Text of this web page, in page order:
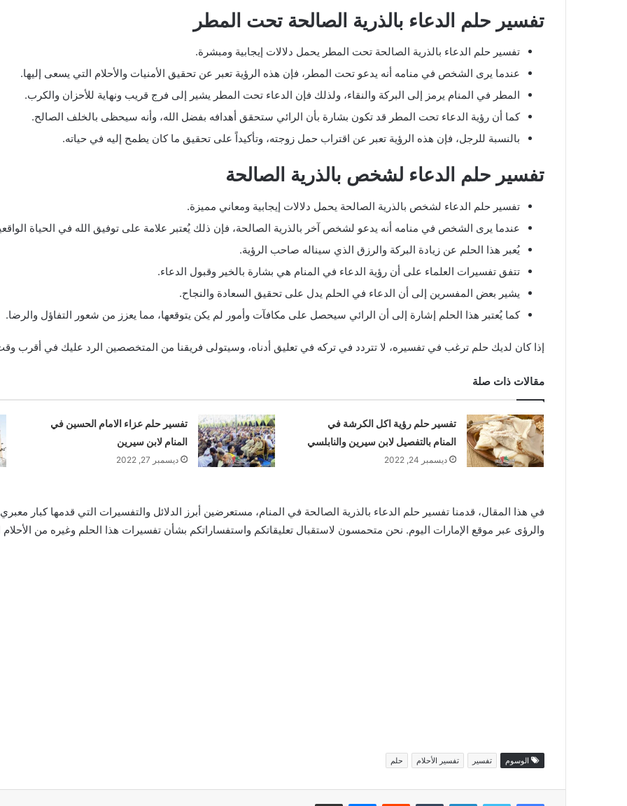
تفسير حلم الدعاء بالذرية الصالحة تحت المطر
تفسير حلم الدعاء بالذرية الصالحة تحت المطر يحمل دلالات إيجابية ومبشرة.
عندما يرى الشخص في منامه أنه يدعو تحت المطر، فإن هذه الرؤية تعبر عن تحقيق الأمنيات والأحلام التي يسعى إليها.
المطر في المنام يرمز إلى البركة والنقاء، ولذلك فإن الدعاء تحت المطر يشير إلى فرج قريب ونهاية للأحزان والكرب.
كما أن رؤية الدعاء تحت المطر قد تكون بشارة بأن الرائي ستحقق أهدافه بفضل الله، وأنه سيحظى بالخلف الصالح.
بالنسبة للرجل، فإن هذه الرؤية تعبر عن اقتراب حمل زوجته، وتأكيداً على تحقيق ما كان يطمح إليه في حياته.
تفسير حلم الدعاء لشخص بالذرية الصالحة
تفسير حلم الدعاء لشخص بالذرية الصالحة يحمل دلالات إيجابية ومعاني مميزة.
عندما يرى الشخص في منامه أنه يدعو لشخص آخر بالذرية الصالحة، فإن ذلك يُعتبر علامة على توفيق الله في الحياة
يُعبر هذا الحلم عن زيادة البركة والرزق الذي سيناله صاحب الرؤية.
تتفق تفسيرات العلماء على أن رؤية الدعاء في المنام هي بشارة بالخير وقبول الدعاء.
يشير بعض المفسرين إلى أن الدعاء في الحلم يدل على تحقيق السعادة والنجاح.
كما يُعتبر هذا الحلم إشارة إلى أن الرائي سيحصل على مكافآت وأمور لم يكن يتوقعها، مما يعزز من شعور التفاؤل والرضا.
إذا كان لديك حلم ترغب في تفسيره، لا تتردد في تركه في تعليق أدناه، وسيتولى فريقنا من المتخصصين الرد عليك في أقرب
مقالات ذات صلة
تفسير حلم رؤية اكل الكرشة في
المنام بالتفصيل لابن سيرين والنابلسي
ديسمبر 24, 2022
تفسير حلم عزاء الامام الحسين في
المنام لابن سيرين
ديسمبر 27, 2022
في هذا المقال، قدمنا تفسير حلم الدعاء بالذرية الصالحة في المنام، مستعرضين أبرز الدلائل والتفسيرات التي قدمها كبار
والرؤى عبر موقع الإمارات اليوم. نحن متحمسون لاستقبال تعليقاتكم واستفساراتكم بشأن تفسيرات هذا الحلم وغيره من الأحلام
الوسوم تفسير تفسير الأحلام حلم
فيسبوك تويتر لينكدإن ماسنجر مشاركة عبر البريد